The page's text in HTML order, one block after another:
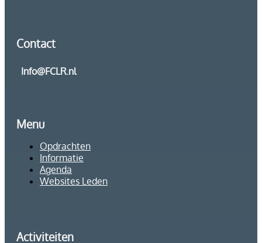
Contact
Info@FCLR.nl
Menu
Opdrachten
Informatie
Agenda
Websites Leden
Activiteiten